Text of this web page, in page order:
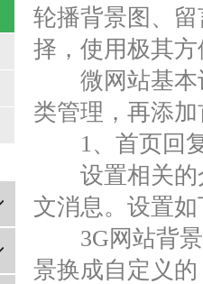
轮播背景图、
择，使用极其
微网站基本
类管理，再添
1、首页回
设置相关的介
文消息。设置
3G网站背景
景换成自定义